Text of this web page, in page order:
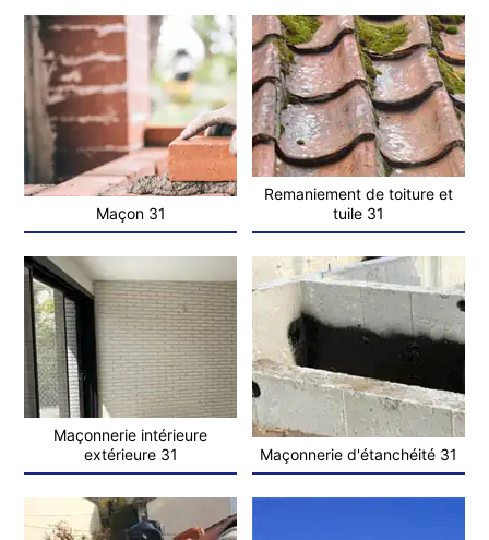
Maçon 31
Remaniement de toiture et
tuile 31
Maçonnerie intérieure
extérieure 31
Maçonnerie d'étanchéité 31